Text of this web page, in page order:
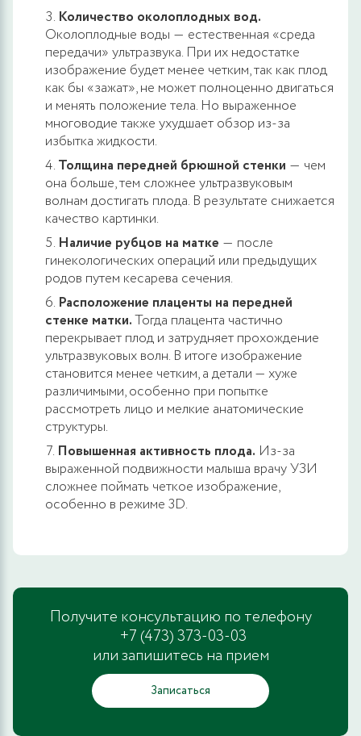
Количество околоплодных вод.
Околоплодные воды ― естественная «среда
передачи» ультразвука. При их недостатке
изображение будет менее четким, так как плод
как бы «зажат», не может полноценно двигаться
и менять положение тела. Но выраженное
многоводие также ухудшает обзор из-за
избытка жидкости.
Толщина передней брюшной стенки ― чем
она больше, тем сложнее ультразвуковым
волнам достигать плода. В результате снижается
качество картинки.
Наличие рубцов на матке ― после
гинекологических операций или предыдущих
родов путем кесарева сечения.
Расположение плаценты на передней
стенке матки.Тогда плацента частично
перекрывает плод и затрудняет прохождение
ультразвуковых волн. В итоге изображение
становится менее четким, а детали — хуже
различимыми, особенно при попытке
рассмотреть лицо и мелкие анатомические
структуры.
Повышенная активность плода. Из-за
выраженной подвижности малыша врачу УЗИ
сложнее поймать четкое изображение,
особенно в режиме 3D.
Получите консультацию по телефону
+7 (473) 373-03-03
или запишитесь на прием
Записаться